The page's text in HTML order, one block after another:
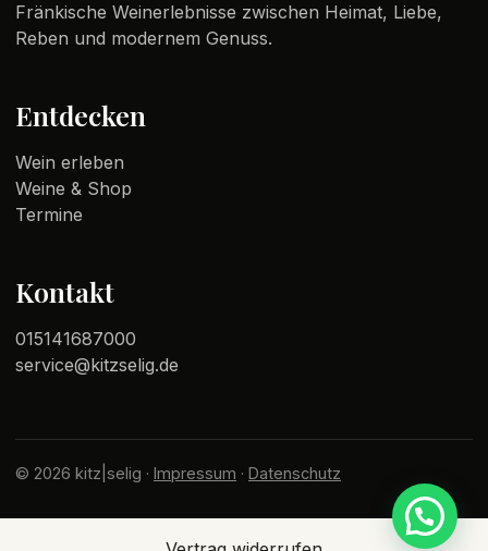
Fränkische Weinerlebnisse zwischen Heimat, Liebe,
Reben und modernem Genuss.
Entdecken
Wein erleben
Weine & Shop
Termine
Kontakt
015141687000
service@kitzselig.de
© 2026 kitz|selig · Impressum · Datenschutz